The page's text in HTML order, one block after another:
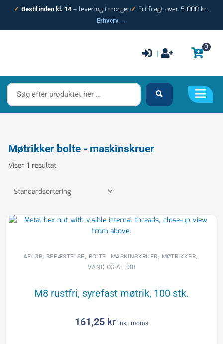
✓ Bestil inden kl. 14 – levering i morgen✓ Fri fragt over 5.000 kr.
Erhverv →
|
0
Søg
efter
produktet
Møtrikker bolte - maskinskruer
Viser 1 resultat
AFLØB, BEFÆSTELSE, BOLTE - MASKINSKRUER, MØTRIKKER,
VAND OG AFLØB
M8 rustfri, syrefast møtrik, 100 stk.
161,25 kr inkl. moms